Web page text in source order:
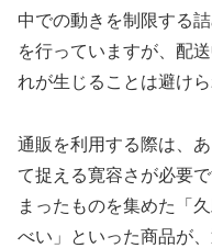
中での動きを制限する
を行っていますが、配
れが生じることは避け
通販を利用する際は、
て捉える寛容さが必要
まったものを集めた「
べい」といった商品が